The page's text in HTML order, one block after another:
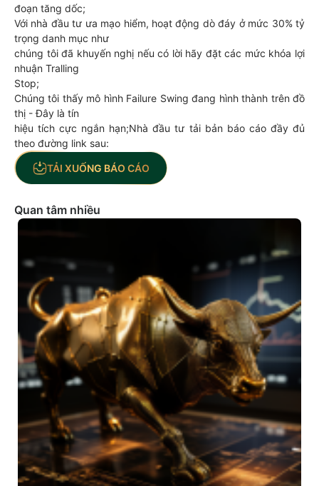
đoạn tăng dốc;
Với nhà đầu tư ưa mạo hiểm, hoạt động dò đáy ở mức 30% tỷ
trọng danh mục như
chúng tôi đã khuyến nghị nếu có lời hãy đặt các mức khóa lợi
nhuận Tralling
Stop;
Chúng tôi thấy mô hình Failure Swing đang hình thành trên đồ
thị - Đây là tín
hiệu tích cực ngắn hạn;Nhà đầu tư tải bản báo cáo đầy đủ
theo đường link sau:
TẢI XUỐNG BÁO CÁO
Quan tâm nhiều